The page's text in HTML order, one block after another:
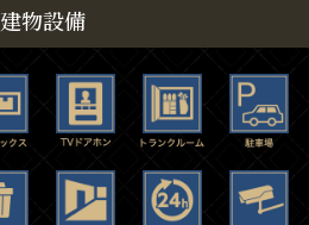
建物設備